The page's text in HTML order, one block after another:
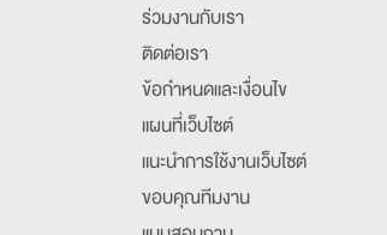
ร่วมงานกับเรา
ติดต่อเรา
ข้อกำหนดและเงื่อนไข
แผนที่เว็บไซต์
แนะนำการใช้งานเว็บไซต์
ขอบคุณทีมงาน